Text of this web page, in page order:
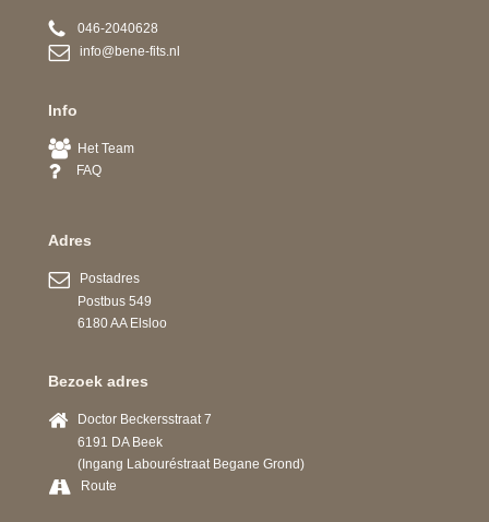
046-2040628
info@bene-fits.nl
Info
Het Team
FAQ
Adres
Postadres
Postbus 549
6180 AA Elsloo
Bezoek adres
Doctor Beckersstraat 7
6191 DA Beek
(Ingang Labouréstraat Begane Grond)
Route